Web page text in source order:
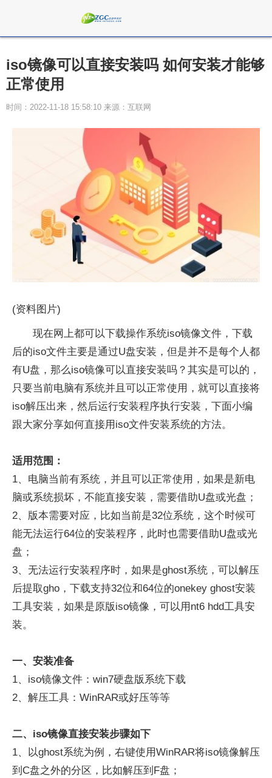
iso镜像可以直接安装吗 如何安装才能够
正常使用
时间：2022-11-18 15:58:10 来源：互联网
(资料图片)
现在网上都可以下载操作系统iso镜像文件，下载
后的iso文件主要是通过U盘安装，但是并不是每个人都
有U盘，那么iso镜像可以直接安装吗？其实是可以的，
只要当前电脑有系统并且可以正常使用，就可以直接将
iso解压出来，然后运行安装程序执行安装，下面小编
跟大家分享如何直接用iso文件安装系统的方法。
适用范围：
1、电脑当前有系统，并且可以正常使用，如果是新电
脑或系统损坏，不能直接安装，需要借助U盘或光盘；
2、版本需要对应，比如当前是32位系统，这个时候可
能无法运行64位的安装程序，此时也需要借助U盘或光
盘；
3、无法运行安装程序时，如果是ghost系统，可以解压
后提取gho，下载支持32位和64位的onekey ghost安装
工具安装，如果是原版iso镜像，可以用nt6 hdd工具安
装。
一、安装准备
1、iso镜像文件：win7硬盘版系统下载
2、解压工具：WinRAR或好压等等
二、iso镜像直接安装步骤如下
1、以ghost系统为例，右键使用WinRAR将iso镜像解压
到C盘之外的分区，比如解压到F盘；